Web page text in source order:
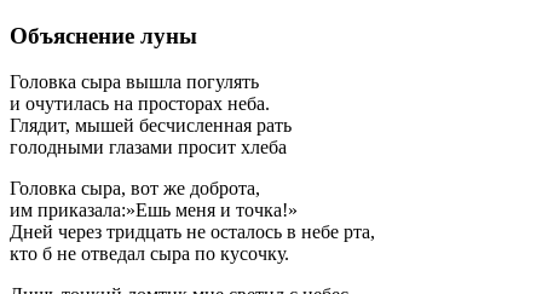
Объяснение луны
Головка сыра вышла погулять
и очутилась на просторах неба.
Глядит, мышей бесчисленная рать
голодными глазами просит хлеба
Головка сыра, вот же доброта,
им приказала:»Ешь меня и точка!»
Дней через тридцать не осталось в небе рта,
кто б не отведал сыра по кусочку.